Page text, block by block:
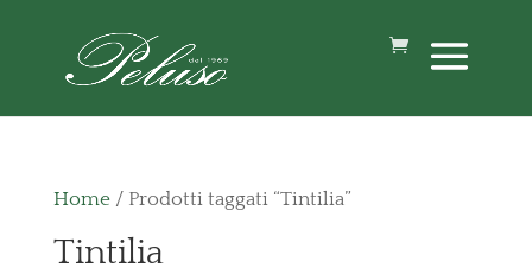
Home/ Prodotti taggati “Tintilia”
Tintilia